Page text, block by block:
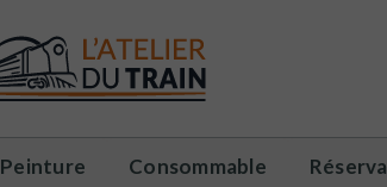
Peinture Consommable